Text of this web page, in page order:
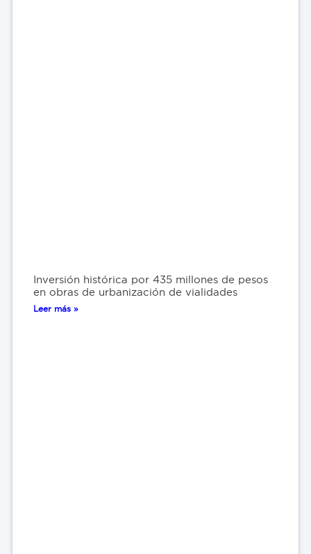
Inversión histórica por 435 millones de pesos
en obras de urbanización de vialidades
Leer más »